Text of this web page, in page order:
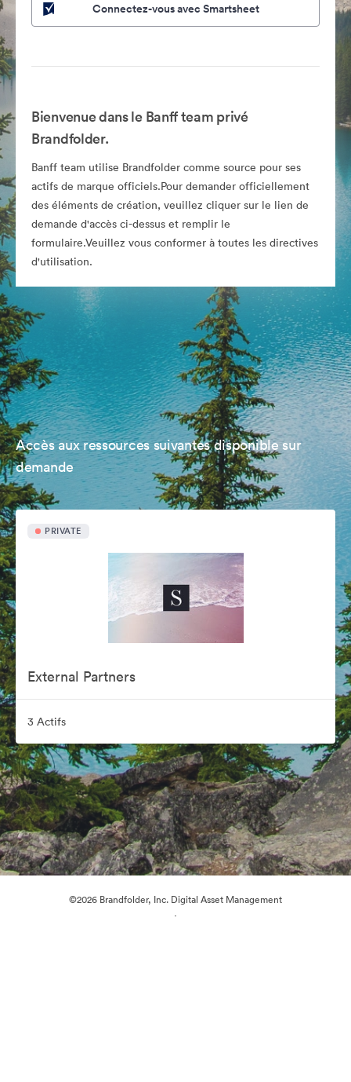
Connectez-vous avec Smartsheet
Bienvenue dans le Banff team privé
Brandfolder.
Banff team utilise Brandfolder comme source pour ses
actifs de marque officiels.Pour demander officiellement
des éléments de création, veuillez cliquer sur le lien de
demande d'accès ci-dessus et remplir le
formulaire.Veuillez vous conformer à toutes les directives
d'utilisation.
Accès aux ressources suivantes disponible sur
demande
PRIVATE
External Partners
3 Actifs
©2026 Brandfolder, Inc. Digital Asset Management
·